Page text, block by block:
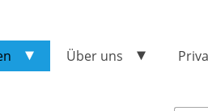
Über uns